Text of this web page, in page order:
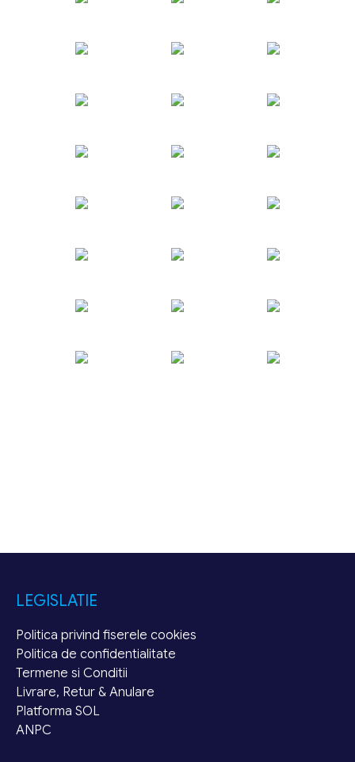
LEGISLATIE
Politica privind fiserele cookies
Politica de confidentialitate
Termene si Conditii
Livrare, Retur & Anulare
Platforma SOL
ANPC